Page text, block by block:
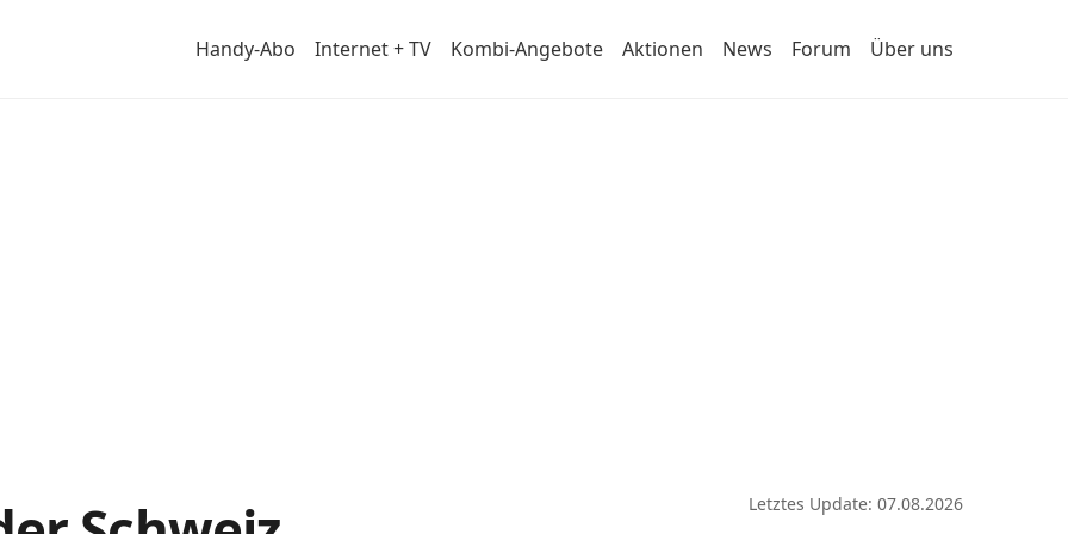
Handy-Abo Internet + TV Kombi-Angebote Aktionen News Forum Über uns
Letztes Update: 07.08.2026